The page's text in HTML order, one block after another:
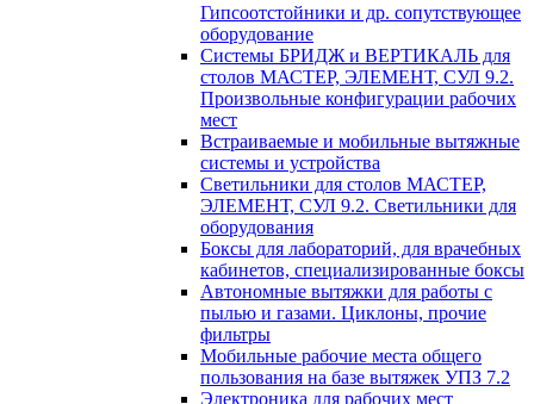
Гипсоотстойники и др. сопутствующее
оборудование
Системы БРИДЖ и ВЕРТИКАЛЬ для
столов МАСТЕР, ЭЛЕМЕНТ, СУЛ 9.2.
Произвольные конфигурации рабочих
мест
Встраиваемые и мобильные вытяжные
системы и устройства
Светильники для столов МАСТЕР,
ЭЛЕМЕНТ, СУЛ 9.2. Светильники для
оборудования
Боксы для лабораторий, для врачебных
кабинетов, специализированные боксы
Автономные вытяжки для работы с
пылью и газами. Циклоны, прочие
фильтры
Мобильные рабочие места общего
пользования на базе вытяжек УПЗ 7.2
Электроника для рабочих мест